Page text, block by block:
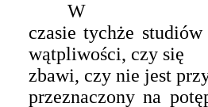
W
czasie tychże studiów
wątpliwości, czy się
zbawi, czy nie jest
przeznaczony na